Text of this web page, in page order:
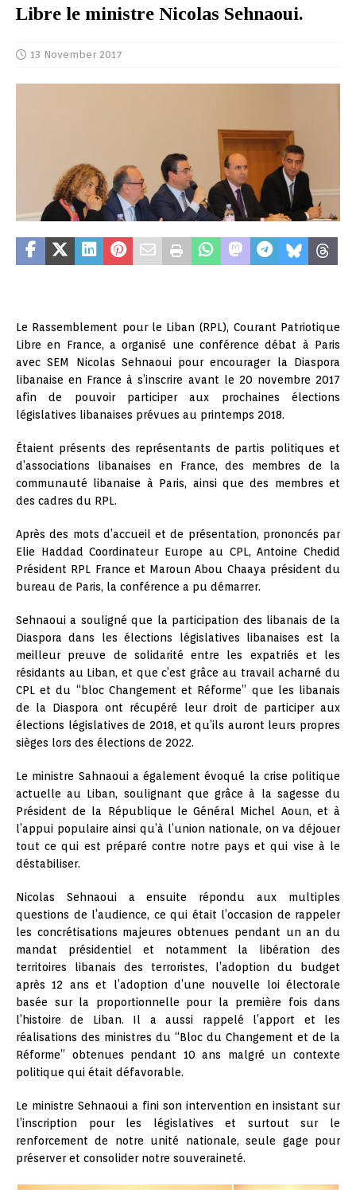
Libre le ministre Nicolas Sehnaoui.
13 November 2017
Le Rassemblement pour le Liban (RPL), Courant Patriotique
Libre en France, a organisé une conférence débat à Paris
avec SEM Nicolas Sehnaoui pour encourager la Diaspora
libanaise en France à s’inscrire avant le 20 novembre 2017
afin de pouvoir participer aux prochaines élections
législatives libanaises prévues au printemps 2018.
Étaient présents des représentants de partis politiques et
d’associations libanaises en France, des membres de la
communauté libanaise à Paris, ainsi que des membres et
des cadres du RPL.
Après des mots d’accueil et de présentation, prononcés par
Elie Haddad Coordinateur Europe au CPL,Antoine Chedid
Président RPL France et Maroun Abou Chaaya président du
bureau de Paris, la conférence a pu démarrer.
Sehnaoui a souligné que la participation des libanais de la
Diaspora dans les élections législatives libanaises est la
meilleur preuve de solidarité entre les expatriés et les
résidants au Liban, et que c’est grâce au travail acharné du
CPL et du “bloc Changement et Réforme” que les libanais
de la Diaspora ont récupéré leur droit de participer aux
élections législatives de 2018, et qu’ils auront leurs propres
sièges lors des élections de 2022.
Le ministre Sahnaoui a également évoqué la crise politique
actuelle au Liban, soulignant que grâce à la sagesse du
Président de la République le Général Michel Aoun, et à
l’appui populaire ainsi qu’à l’union nationale, on va déjouer
tout ce qui est préparé contre notre pays et qui vise à le
déstabiliser.
Nicolas Sehnaoui a ensuite répondu aux multiples
questions de l’audience, ce qui était l’occasion de rappeler
les concrétisations majeures obtenues pendant un an du
mandat présidentiel et notamment la libération des
territoires libanais des terroristes, l’adoption du budget
après 12 ans et l’adoption d’une nouvelle loi électorale
basée sur la proportionnelle pour la première fois dans
l’histoire de Liban. Il a aussi rappelé l’apport et les
réalisations des ministres du “Bloc du Changement et de la
Réforme” obtenues pendant 10 ans malgré un contexte
politique qui était défavorable.
Le ministre Sehnaoui a fini son intervention en insistant sur
l’inscription pour les législatives et surtout sur le
renforcement de notre unité nationale, seule gage pour
préserver et consolider notre souveraineté.